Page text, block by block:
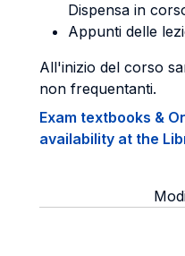
Dispensa in
Appunti delle
All'inizio del corso
non frequentanti.
Exam textbooks &
availability at the